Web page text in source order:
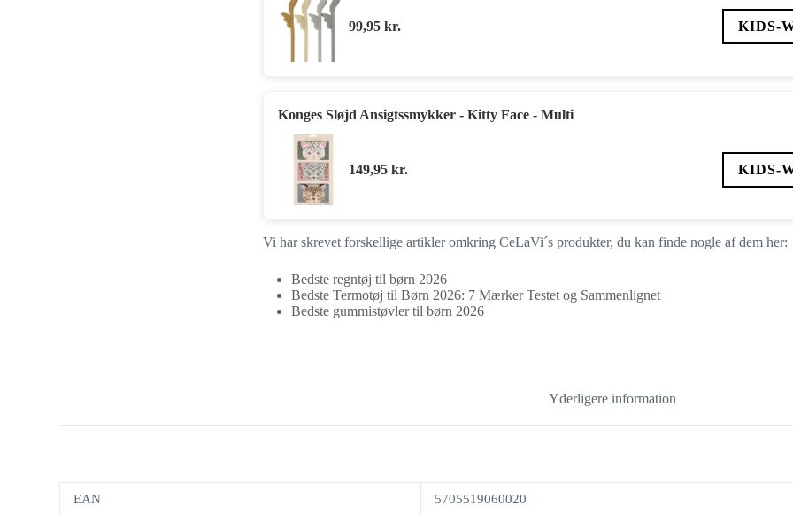
99,95 kr. KIDS-
Konges Sløjd Ansigtssmykker - Kitty Face - Multi
149,95 kr. KIDS-
Vi har skrevet forskellige artikler omkring CeLaVi´s produkter, du kan finde nogle af dem her:
Bedste regntøj til børn 2026
Bedste Termotøj til Børn 2026: 7 Mærker Testet og Sammenlignet
Bedste gummistøvler til børn 2026
Yderligere information
EAN 5705519060020